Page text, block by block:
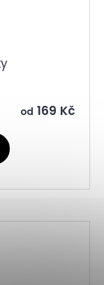
od 169 Kč